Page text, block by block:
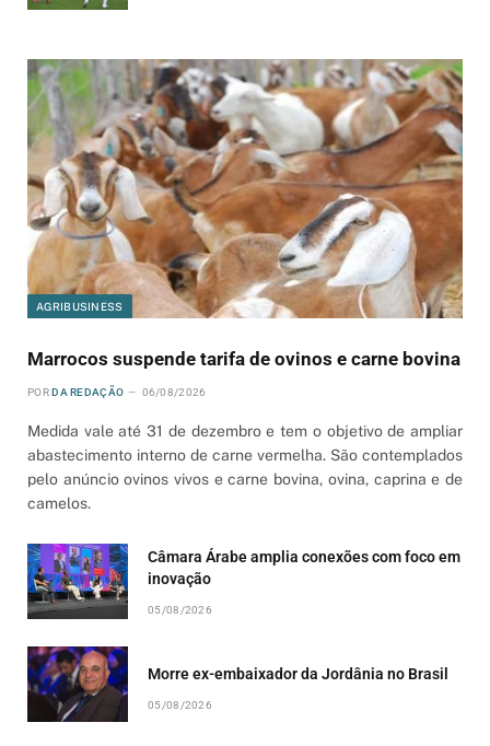
AGRIBUSINESS
Marrocos suspende tarifa de ovinos e carne bovina
POR DA REDAÇÃO 06/08/2026
Medida vale até 31 de dezembro e tem o objetivo de ampliar
abastecimento interno de carne vermelha. São contemplados
pelo anúncio ovinos vivos e carne bovina, ovina, caprina e de
camelos.
Câmara Árabe amplia conexões com foco em
inovação
05/08/2026
Morre ex-embaixador da Jordânia no Brasil
05/08/2026